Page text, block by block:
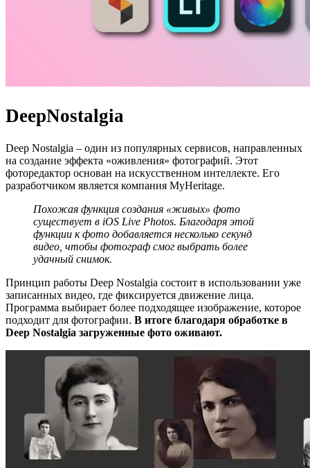
DeepNostalgia
Deep Nostalgia – один из популярных сервисов, направленных
на создание эффекта «оживления» фотографий. Этот
фоторедактор основан на искусственном интеллекте. Его
разработчиком является компания MyHeritage.
Похожая функция создания «живых» фото
существует в iOS Live Photos. Благодаря этой
функции к фото добавляется несколько секунд
видео, чтобы фотограф смог выбрать более
удачный снимок.
Принцип работы Deep Nostalgia состоит в использовании уже
записанных видео, где фиксируется движение лица.
Программа выбирает более подходящее изображение, которое
подходит для фотографии. В итоге благодаря обработке в
Deep Nostalgia загруженные фото оживают.